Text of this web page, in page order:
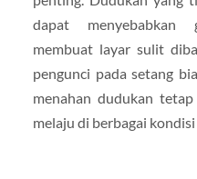
dapat menyebabkan
membuat layar sulit
pengunci pada setang
menahan dudukan
melaju di berbagai